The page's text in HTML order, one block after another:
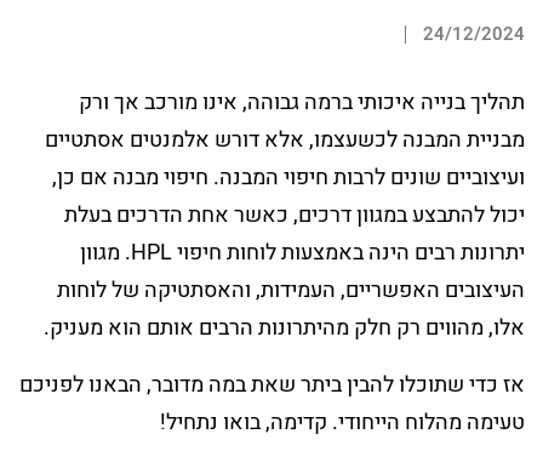
24/12/2024
תהליך בנייה איכותי ברמה גבוהה, אינו מורכב אך ורק
מבניית המבנה לכשעצמו, אלא דורש אלמנטים אסתטיים
ועיצוביים שונים לרבות חיפוי המבנה. חיפוי מבנה אם כן,
יכול להתבצע במגוון דרכים, כאשר אחת הדרכים בעלת
יתרונות רבים הינה באמצעות לוחות חיפוי HPL. מגוון
העיצובים האפשריים, העמידות, והאסתטיקה של לוחות
אלו, מהווים רק חלק מהיתרונות הרבים אותם הוא מעניק.
אז כדי שתוכלו להבין ביתר שאת במה מדובר, הבאנו לפניכם
טעימה מהלוח הייחודי. קדימה, בואו נתחיל!